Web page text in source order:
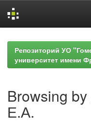
navigationРепозиторий УО
университет имени
Browsing
Е.А.